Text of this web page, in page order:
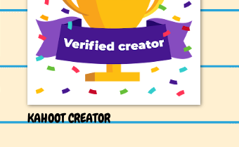
KAHOOT CREATOR